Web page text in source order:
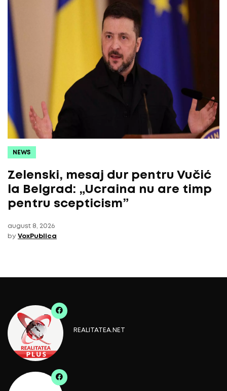
NEWS
Zelenski, mesaj dur pentru Vučić
la Belgrad: „Ucraina nu are timp
pentru scepticism”
august 8, 2026
by VoxPublica
REALITATEA.NET